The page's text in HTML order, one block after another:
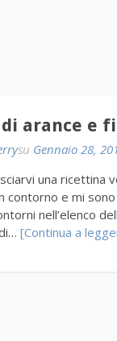
arance e
su Gennaio 28,
una ricettina
contorno e mi
nell’elenco
[Continua a